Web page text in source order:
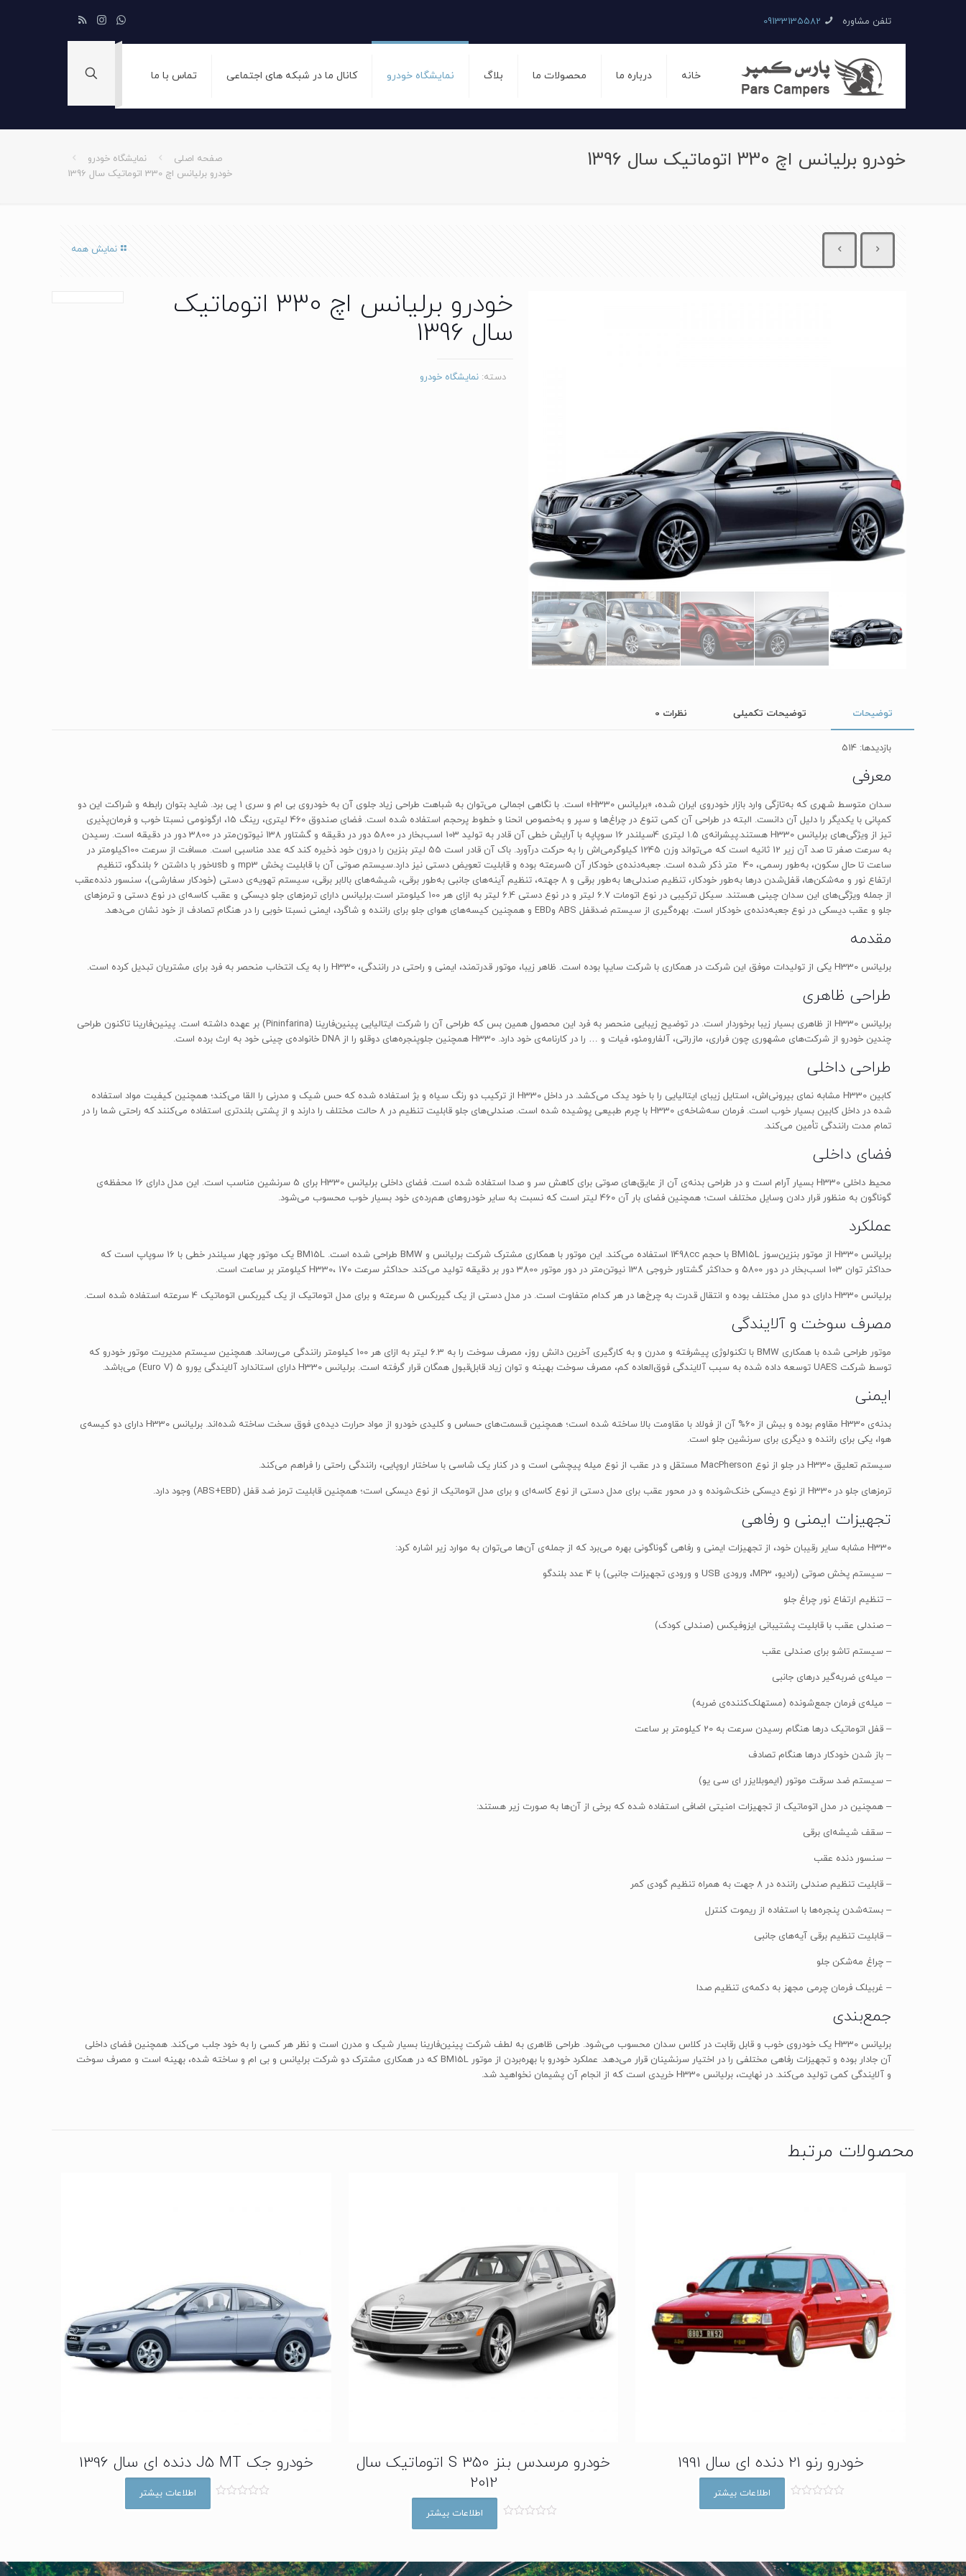
تلفن مشاوره 09133135582
خانه درباره ما محصولات ما بلاگ نمایشگاه خودرو کانال ما در شبکه های اجتماعی تماس با ما
خودرو برلیانس اچ 330 اتوماتیک سال 1396 صفحه اصلی
نمایشگاه خودرو
خودرو برلیانس اچ 330 اتوماتیک سال 1396
نمایش همه
خودرو برلیانس اچ 330 اتوماتیک
سال 1396
دسته:نمایشگاه خودرو
توضیحات توضیحات تکمیلی نظرات 0
بازدیدها: 514
معرفی
سدان متوسط شهری که به‌تازگی وارد بازار خودروی ایران شده، «برلیانس H330» است. با نگاهی اجمالی می‌توان به شباهت طراحی زیاد جلوی آن به خودروی بی ام و سری 1 پی برد. شاید بتوان رابطه و شراکت این دو
کمپانی با یکدیگر را دلیل آن دانست. البته در طراحی آن کمی تنوع در چراغ‌ها و سپر و به‌خصوص انحنا و خطوط پرحجم استفاده شده است. فضای صندوق 460 لیتری، رینگ 15، ارگونومی نسبتا خوب و فرمان‌پذیری
تیز از ویژگی‌های برلیانس H330 هستند.پیشرانه‌ی 1.5 لیتری 4سیلندر 16 سوپاپه با آرایش خطی آن قادر به تولید 103 اسب‌بخار در 5800 دور در دقیقه و گشتاور 138 نیوتون‌متر در 3800 دور در دقیقه است. رسیدن
به سرعت صفر تا صد آن زیر 12 ثانیه است که می‌تواند وزن 1245 کیلوگرمی‌اش را به حرکت درآورد. باک آن قادر است 55 لیتر بنزین را درون خود ذخیره کند که عدد مناسبی است. مسافت از سرعت 100کیلومتر در
ساعت تا حال سکون، به‌طور رسمی، 40 متر ذکر شده است. جعبه‌دنده‌ی خودکار آن 5سرعته بوده و قابلیت تعویض دستی نیز دارد.سیستم صوتی آن با قابلیت پخش mp3 و usbخور با داشتن 6 بلندگو، تنظیم
ارتفاع نور و مه‌شکن‌ها، قفل‌شدن درها به‌طور خودکار، تنظیم صندلی‌ها به‌طور برقی و 8 جهته، تنظیم آینه‌های جانبی به‌طور برقی، شیشه‌های بالابر برقی، سیستم تهویه‌ی دستی (خودکار سفارشی)، سنسور دنده‌عقب
از جمله ویژگی‌های این سدان چینی هستند. سیکل ترکیبی در نوع اتومات 6.7 لیتر و در نوع دستی 6.4 لیتر به ازای هر 100 کیلومتر است.برلیانس دارای ترمزهای جلو دیسکی و عقب کاسه‌ای در نوع دستی و ترمزهای
جلو و عقب دیسکی در نوع جعبه‌دنده‌ی خودکار است. بهره‌گیری از سیستم ضدقفل ABS وEBD و همچنین کیسه‌های هوای جلو برای راننده و شاگرد، ایمنی نسبتا خوبی را در هنگام تصادف از خود نشان می‌دهد.
مقدمه
برلیانس H330 یکی از تولیدات موفق این شرکت در همکاری با شرکت سایپا بوده است. ظاهر زیبا، موتور قدرتمند، ایمنی و راحتی در رانندگی، H330 را به یک انتخاب منحصر به فرد برای مشتریان تبدیل کرده است.
طراحی ظاهری
برلیانس H330 از ظاهری بسیار زیبا برخوردار است. در توضیح زیبایی منحصر به فرد این محصول همین بس که طراحی آن را شرکت ایتالیایی پینین‌فارینا (Pininfarina) بر عهده داشته است. پینین‌فارینا تاکنون طراحی
چندین خودرو از شرکت‌های مشهوری چون فراری، مازراتی، آلفارومئو، فیات و … را در کارنامه‌ی خود دارد. H330 همچنین جلوپنجره‌های دوقلو را از DNA خانواده‌ی چینی خود به ارث برده است.
طراحی داخلی
کابین H330 مشابه نمای بیرونی‌اش، استایل زیبای ایتالیایی را با خود یدک می‌کشد. در داخل H330 از ترکیب دو رنگ سیاه و بژ استفاده شده که حس شیک و مدرنی را القا می‌کند؛ همچنین کیفیت مواد استفاده
شده در داخل کابین بسیار خوب است. فرمان سه‌شاخه‌ی H330 با چرم طبیعی پوشیده شده است. صندلی‌های جلو قابلیت تنظیم در 8 حالت مختلف را دارند و از پشتی بلندتری استفاده می‌کنند که راحتی شما را در
تمام مدت رانندگی تأمین می‌کند.
فضای داخلی
محیط داخلی H330 بسیار آرام است و در طراحی بدنه‌ی آن از عایق‌های صوتی برای کاهش سر و صدا استفاده شده است. فضای داخلی برلیانس H330 برای 5 سرنشین مناسب است. این مدل دارای 16 محفظه‌ی
گوناگون به منظور قرار دادن وسایل مختلف است؛ همچنین فضای بار آن 460 لیتر است که نسبت به سایر خودروهای هم‌رده‌ی خود بسیار خوب محسوب می‌شود.
عملکرد
برلیانس H330 از موتور بنزین‌سوز BM15L با حجم 1498cc استفاده می‌کند. این موتور با همکاری مشترک شرکت برلیانس و BMW طراحی شده است. BM15L یک موتور چهار سیلندر خطی با 16 سوپاپ است که
حداکثر توان 103 اسب‌بخار در دور 5800 و حداکثر گشتاور خروجی 138 نیوتن‌متر در دور موتور 3800 دور بر دقیقه تولید می‌کند. حداکثر سرعت H330، 170 کیلومتر بر ساعت است.
برلیانس H330 دارای دو مدل مختلف بوده و انتقال قدرت به چرخ‌ها در هر کدام متفاوت است. در مدل دستی از یک گیربکس 5 سرعته و برای مدل اتوماتیک از یک گیربکس اتوماتیک 4 سرعته استفاده شده است.
مصرف سوخت و آلایندگی
موتور طراحی شده با همکاری BMW با تکنولوژی پیشرفته و مدرن و به کارگیری آخرین دانش روز، مصرف سوخت را به 6.3 لیتر به ازای هر 100 کیلومتر رانندگی می‌رساند. همچنین سیستم مدیریت موتور خودرو که
توسط شرکت UAES توسعه داده شده به سبب آلایندگی فوق‌العاده کم، مصرف سوخت بهینه و توان زیاد قابل‌قبول همگان قرار گرفته است. برلیانس H330 دارای استاندارد آلایندگی یورو 5 (Euro V) می‌باشد.
ایمنی
بدنه‌ی H330 مقاوم بوده و بیش از 60% آن از فولاد با مقاومت بالا ساخته شده است؛ همچنین قسمت‌های حساس و کلیدی خودرو از مواد حرارت دیده‌ی فوق سخت ساخته شده‌اند. برلیانس H330 دارای دو کیسه‌ی
هوا، یکی برای راننده و دیگری برای سرنشین جلو است.
سیستم تعلیق H330 در جلو از نوع MacPherson مستقل و در عقب از نوع میله پیچشی است و در کنار یک شاسی با ساختار اروپایی، رانندگی راحتی را فراهم می‌کند.
ترمزهای جلو در H330 از نوع دیسکی خنک‌شونده و در محور عقب برای مدل دستی از نوع کاسه‌ای و برای مدل اتوماتیک از نوع دیسکی است؛ همچنین قابلیت ترمز ضد قفل (ABS+EBD) وجود دارد.
تجهیزات ایمنی و رفاهی
H330 مشابه سایر رقیبان خود، از تجهیزات ایمنی و رفاهی گوناگونی بهره می‌برد که از جمله‌ی آن‌ها می‌توان به موارد زیر اشاره کرد:
– سیستم پخش صوتی (رادیو، MP3، ورودی USB و ورودی تجهیزات جانبی) با 4 عدد بلندگو
– تنظیم ارتفاع نور چراغ جلو
– صندلی عقب با قابلیت پشتیبانی ایزوفیکس (صندلی کودک)
– سیستم تاشو برای صندلی عقب
– میله‌ی ضربه‌گیر درهای جانبی
– میله‌ی فرمان جمع‌شونده (مستهلک‌کننده‌ی ضربه)
– قفل اتوماتیک درها هنگام رسیدن سرعت به 20 کیلومتر بر ساعت
– باز شدن خودکار درها هنگام تصادف
– سیستم ضد سرقت موتور (ایموبلایزر ای سی یو)
– همچنین در مدل اتوماتیک از تجهیزات امنیتی اضافی استفاده شده که برخی از آن‌ها به صورت زیر هستند:
– سقف شیشه‌ای برقی
– سنسور دنده عقب
– قابلیت تنظیم صندلی راننده در 8 جهت به همراه تنظیم گودی کمر
– بسته‌شدن پنجره‌ها با استفاده از ریموت کنترل
– قابلیت تنظیم برقی آیه‌های جانبی
– چراغ مه‌شکن جلو
– غربیلک فرمان چرمی مجهز به دکمه‌ی تنظیم صدا
جمع‌بندی
برلیانس H330 یک خودروی خوب و قابل رقابت در کلاس سدان محسوب می‌شود. طراحی ظاهری به لطف شرکت پینین‌فارینا بسیار شیک و مدرن است و نظر هر کسی را به خود جلب می‌کند. همچنین فضای داخلی
آن جادار بوده و تجهیزات رفاهی مختلفی را در اختیار سرنشینان قرار می‌دهد. عملکرد خودرو با بهره‌بردن از موتور BM15L که در همکاری مشترک دو شرکت برلیانس و بی ام و ساخته شده، بهینه است و مصرف سوخت
و آلایندگی کمی تولید می‌کند. در نهایت، برلیانس H330 خریدی است که از انجام آن پشیمان نخواهید شد.
محصولات مرتبط
خودرو رنو 21 دنده ای سال 1991
0
اطلاعات بیشتر
خودرو مرسدس بنز S 350 اتوماتیک سال
2012
ا
اطلاعات بیشتر
خودرو جک J5 MT دنده ای سال 1396
0
اطلاعات بیشتر